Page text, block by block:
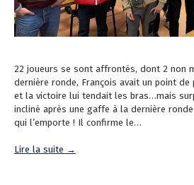
22 joueurs se sont affrontés, dont 2 non
dernière ronde, François avait un point
et la victoire lui tendait les bras…mais
incliné après une gaffe à la dernière
qui l’emporte ! Il confirme le…
Lire la suite →